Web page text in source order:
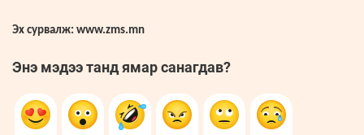
Эх сурвалж: www.zms.mn
Энэ мэдээ танд ямар санагдав?